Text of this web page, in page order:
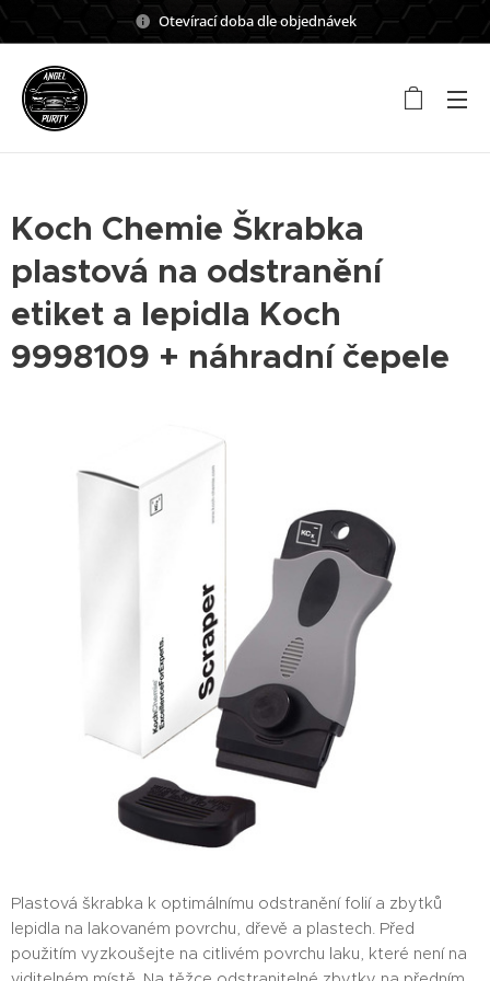
Otevírací doba dle objednávek
Koch Chemie Škrabka
plastová na odstranění
etiket a lepidla Koch
9998109 + náhradní čepele
Plastová škrabka k optimálnímu odstranění folií a zbytků
lepidla na lakovaném povrchu, dřevě a plastech. Před
použitím vyzkoušejte na citlivém povrchu laku, které není na